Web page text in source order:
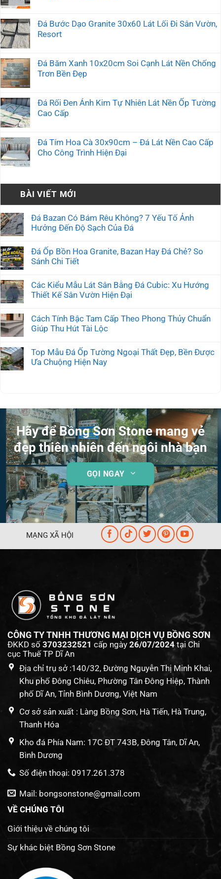
Đá Bước Dạo Granite 30x60 Lát Lối Đi Sân Vườn,
Resort
Đá Băm Xanh 10x20cm Soi Cạnh Lát Nền Chống
Trơn Bền Đẹp
Đá Rối Đen Ánh Kim Tự Nhiên Lát Nền Ốp Tường
Cao Cấp
Đá Tím Hoa Cà 30x90cm – Đá Lát Nền Cao Cấp
Cho Công Trình Hiện Đại
BÀI VIẾT MỚI
Đá Bazan Có Bám Rêu Không? 7 Yếu Tố Ảnh
Hưởng Đến Độ Sạch Của Đá
Đá Ốp Bồn Hoa Granite, Bazan Hay Đá Chẻ? So
Sánh Chi Tiết
Các Kiểu Mẫu Lát Sân Bằng Đá Cubic: Xu Hướng
Thiết Kế Sân Vườn Hiện Đại
Cách Tính Bậc Tam Cấp Theo Phong Thủy Chuẩn
Giúp Thu Hút Tài Lộc
Top Mẫu Đá Ốp Tường Ngoại Thất Đẹp, Bền Được
Ưa Chuộng Hiện Nay
Hãy để Bồng Sơn Stone mang vẻ
đẹp thiên nhiên đến ngôi nhà bạn
GỌI NGAY
MẠNG XÃ HỘI
CÔNG TY TNHH THƯƠNG MẠI DỊCH VỤ BỒNG SƠN
ĐKKD số 3703232521 cấp ngày 26/07/2024tại Chi
cục Thuế TP Dĩ An
Địa chỉ trụ sở :140/32, Đường Nguyễn Thị Minh Khai,
Khu phố Đông Chiêu, Phường Tân Đông Hiệp, Thành
phố Dĩ An, Tỉnh Bình Dương, Việt Nam
Cơ sở sản xuất : Làng Bồng Sơn, Hà Tiến, Hà Trung,
Thanh Hóa
Kho đá Phía Nam: 17C ĐT 743B, Đông Tân, Dĩ An,
Bình Dương
Số điện thoại: 0917.261.378
Mail: bongsonstone@gmail.com
VỀ CHÚNG TÔI
Giới thiệu về chúng tôi
Sự khác biệt Bồng Sơn Stone